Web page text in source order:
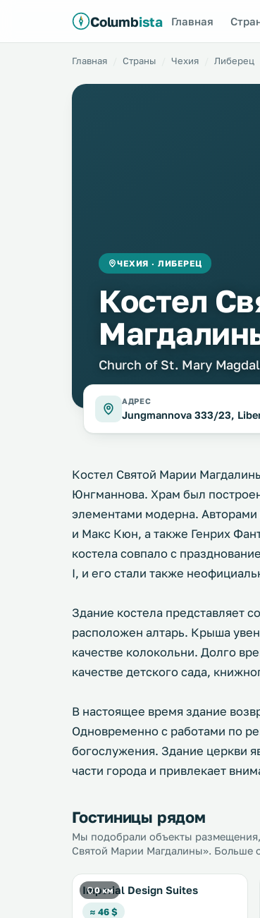
Columbista Главная
Главная Страны Чехия Либерец
ЧЕХИЯ · ЛИБЕРЕЦ
Костел
Church of St. Mary
АДРЕС
Jungmannova 333/23,
Костел Святой Марии
Юнгманнова. Храм был
элементами модерна.
и Макс Кюн, а также Генрих
костела совпало с
I, и его стали также
Здание костела представляет
расположен алтарь. Крыша
качестве колокольни. Долго
качестве детского сада,
В настоящее время здание
Одновременно с работами по
богослужения. Здание церкви
части города и привлекает
Гостиницы рядом
Мы подобрали объекты
Святой Марии Магдалины». Больше
0 км
Imperial Design Suites
≈ 46 $